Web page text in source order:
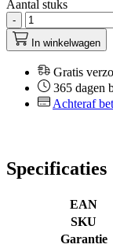
Aantal stuks
-
In winkelwagen
Gratis
365 dagen
Achteraf
Specificaties
EAN
SKU
Garantie